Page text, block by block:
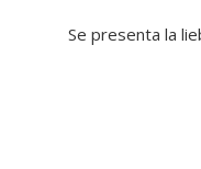
Se presenta la